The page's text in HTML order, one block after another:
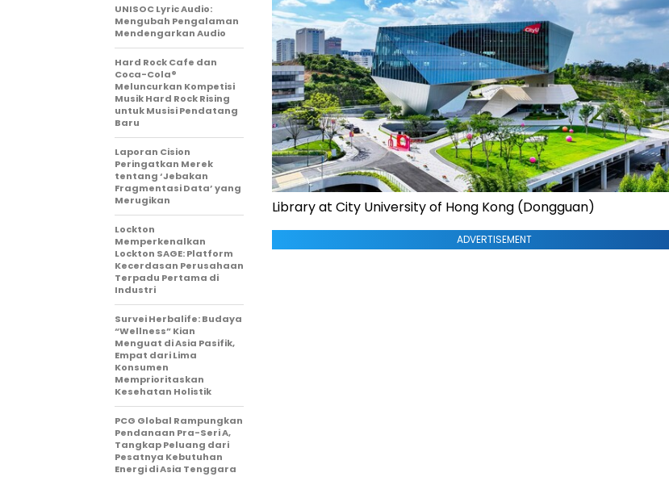
Library at City University of Hong Kong (Dongguan)
ADVERTISEMENT
UNISOC Lyric Audio:
Mengubah Pengalaman
Mendengarkan Audio
Hard Rock Cafe dan
Coca-Cola®
Meluncurkan Kompetisi
Musik Hard Rock Rising
untuk Musisi Pendatang
Baru
Laporan Cision
Peringatkan Merek
tentang ‘Jebakan
Fragmentasi Data’ yang
Merugikan
Lockton
Memperkenalkan
Lockton SAGE: Platform
Kecerdasan Perusahaan
Terpadu Pertama di
Industri
Survei Herbalife: Budaya
“Wellness” Kian
Menguat di Asia Pasifik,
Empat dari Lima
Konsumen
Memprioritaskan
Kesehatan Holistik
PCG Global Rampungkan
Pendanaan Pra-Seri A,
Tangkap Peluang dari
Pesatnya Kebutuhan
Energi di Asia Tenggara